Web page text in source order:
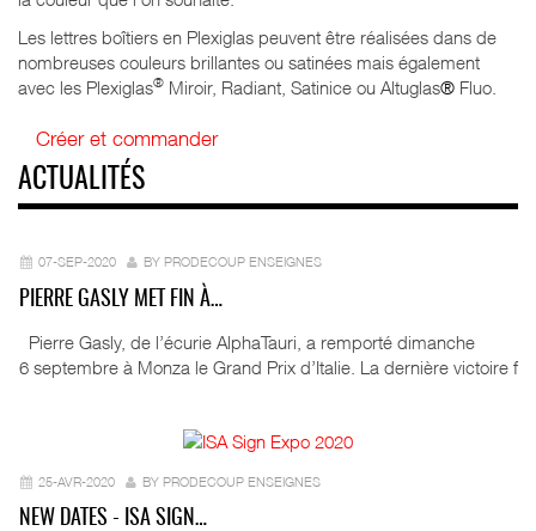
Les lettres boîtiers en Plexiglas peuvent être réalisées dans de
nombreuses couleurs brillantes ou satinées mais également
avec les Plexiglas® Miroir, Radiant, Satinice ou Altuglas® Fluo.
Créer et commander
ACTUALITÉS
07-SEP-2020 BY PRODECOUP ENSEIGNES
PIERRE GASLY MET FIN À…
Pierre Gasly, de l’écurie AlphaTauri, a remporté dimanche
6 septembre à Monza le Grand Prix d’Italie. La dernière victoire f
25-AVR-2020 BY PRODECOUP ENSEIGNES
NEW DATES - ISA SIGN…